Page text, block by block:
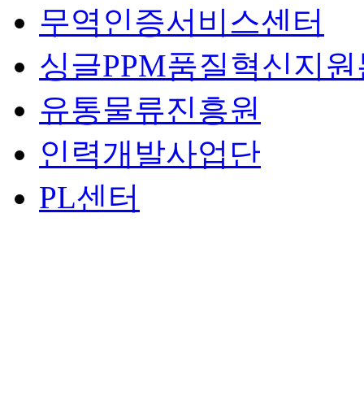
무역인증서비스센터
싱글PPM품질혁신지
유통물류진흥원
인력개발사업단
PL센터